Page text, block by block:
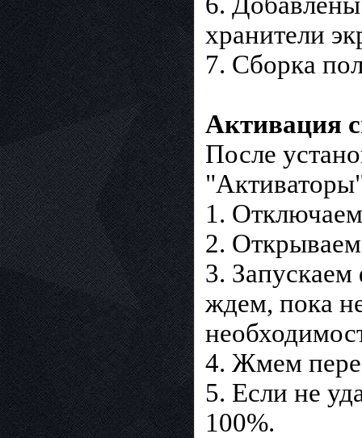
хранители
7. Сборка
Активация
После
1.
2.
3.
ждем, пока
4. Жмем
5. Если не
100%.